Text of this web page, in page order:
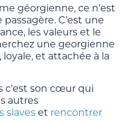
géorgienne, ce n’est
C’est une
les valeurs et le
une georgienne
et attachée à la
c’est son cœur qui
autres
slaves et rencontrer